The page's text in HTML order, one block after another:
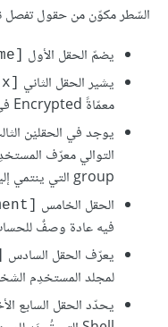
السّطر مكوّن من حقول تفصل
يضمّ الحقل الأول
يشير الحقل الثاني
معمّاةً Encrypted في الملفّ (
يوجد في الحقليْن
group التي ينتمي إليها.
الحقل الخامس
فيه عادة وصفٌ
يعرّف الحقل السادس
لمجلد المستخدِم
يحدّد الحقل السابع